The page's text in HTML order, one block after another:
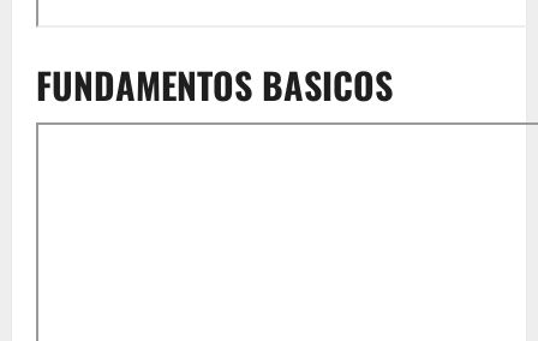
FUNDAMENTOS BASICOS